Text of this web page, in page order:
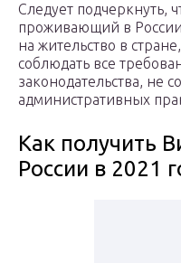
Следует подчеркнуть,
проживающий в
на жительство в
соблюдать все
законодательства, не
административных
Как получить
России в 2021